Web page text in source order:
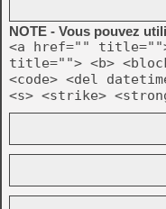
NOTE - Vous pouvez
<a href=""
title=""> <b>
<code> <del
<s> <strike>